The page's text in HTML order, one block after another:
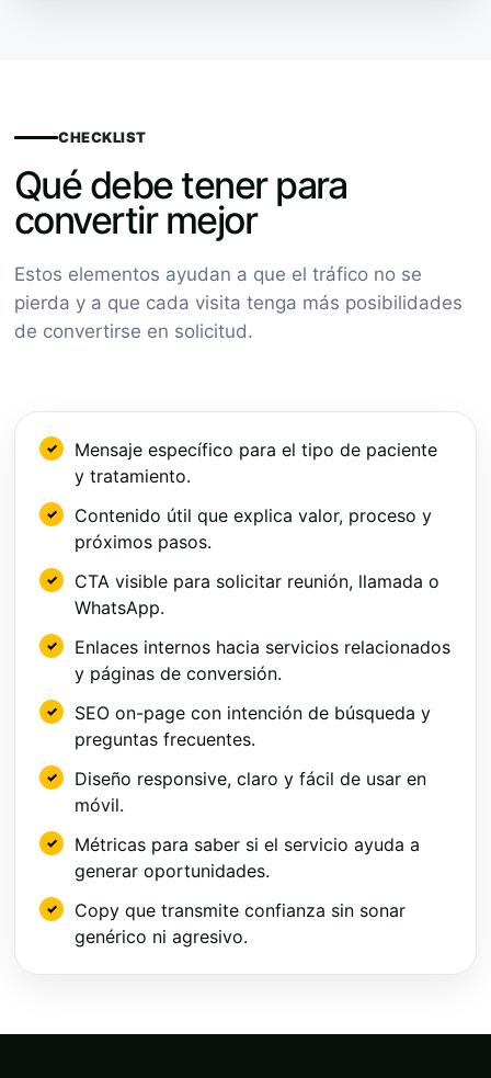
CHECKLIST
Qué debe tener para
convertir mejor
Estos elementos ayudan a que el tráfico no se
pierda y a que cada visita tenga más posibilidades
de convertirse en solicitud.
Mensaje específico para el tipo de paciente
y tratamiento.
Contenido útil que explica valor, proceso y
próximos pasos.
CTA visible para solicitar reunión, llamada o
WhatsApp.
Enlaces internos hacia servicios relacionados
y páginas de conversión.
SEO on-page con intención de búsqueda y
preguntas frecuentes.
Diseño responsive, claro y fácil de usar en
móvil.
Métricas para saber si el servicio ayuda a
generar oportunidades.
Copy que transmite confianza sin sonar
genérico ni agresivo.